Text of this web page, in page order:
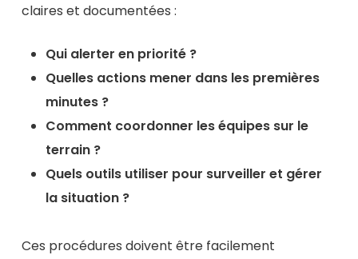
claires et documentées :
Qui alerter en priorité ?
Quelles actions mener dans les premières
minutes ?
Comment coordonner les équipes sur le
terrain ?
Quels outils utiliser pour surveiller et gérer
la situation ?
Ces procédures doivent être facilement